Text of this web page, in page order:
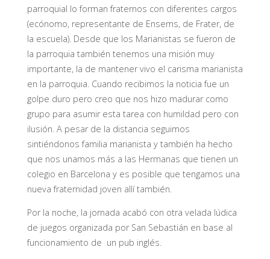
parroquial lo forman fraternos con diferentes cargos
(ecónomo, representante de Ensems, de Frater, de
la escuela). Desde que los Marianistas se fueron de
la parroquia también tenemos una misión muy
importante, la de mantener vivo el carisma marianista
en la parroquia. Cuando recibimos la noticia fue un
golpe duro pero creo que nos hizo madurar como
grupo para asumir esta tarea con humildad pero con
ilusión. A pesar de la distancia seguimos
sintiéndonos familia marianista y también ha hecho
que nos unamos más a las Hermanas que tienen un
colegio en Barcelona y es posible que tengamos una
nueva fraternidad joven allí también.
Por la noche, la jornada acabó con otra velada lúdica
de juegos organizada por San Sebastián en base al
funcionamiento de un pub inglés.